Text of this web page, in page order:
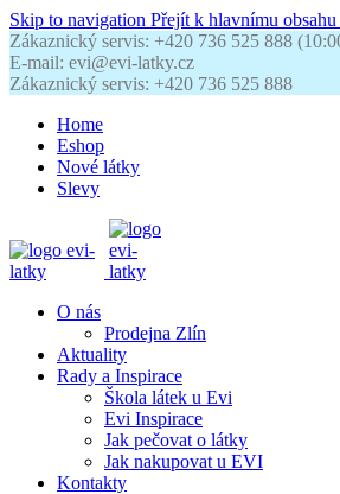
Skip to navigation Přejít k hlavnímu obsahu
Zákaznický servis: +420 736 525 888
E-mail: evi@evi-latky.cz
Zákaznický servis: +420 736 525 888
Home
Eshop
Nové látky
Slevy
O nás
Prodejna Zlín
Aktuality
Rady a Inspirace
Škola látek u Evi
Evi Inspirace
Jak pečovat o látky
Jak nakupovat u EVI
Kontakty